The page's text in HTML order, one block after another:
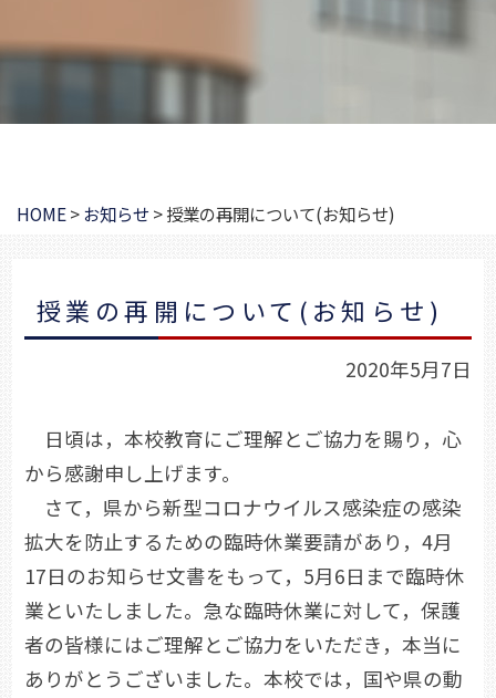
HOME>お知らせ >授業の再開について(お知らせ)
授業の再開について(お知らせ)
2020年5月7日
日頃は，本校教育にご理解とご協力を賜り，心
から感謝申し上げます。
さて，県から新型コロナウイルス感染症の感染
拡大を防止するための臨時休業要請があり，4月
17日のお知らせ文書をもって，5月6日まで臨時休
業といたしました。急な臨時休業に対して，保護
者の皆様にはご理解とご協力をいただき，本当に
ありがとうございました。本校では，国や県の動